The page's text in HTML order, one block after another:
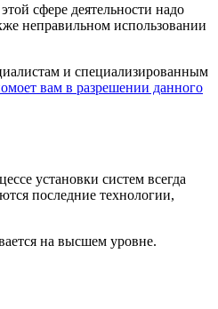
сфере деятельности надо
неправильном использовании
и специализированным
вам в разрешении данного
установки систем всегда
последние технологии,
на высшем уровне.